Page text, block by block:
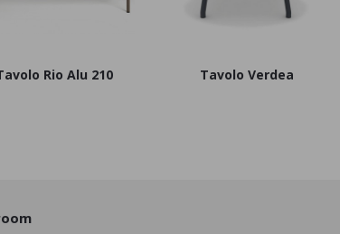
Rio Alu 210 Tavolo Verdea